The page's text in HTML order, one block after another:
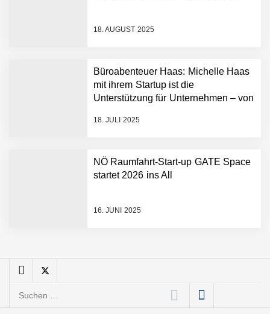
18. AUGUST 2025
Büroabenteuer Haas: Michelle Haas
mit ihrem Startup ist die
Unterstützung für Unternehmen – von
18. JULI 2025
NÖ Raumfahrt-Start-up GATE Space
startet 2026 ins All
16. JUNI 2025
Manuel Messner von
Mazing: Verwandelt
statische 2D-Bilder in eine
visuelle Symphonie
Michelle Haas von
NÖ Raumfahrt-Start-up
Suchen